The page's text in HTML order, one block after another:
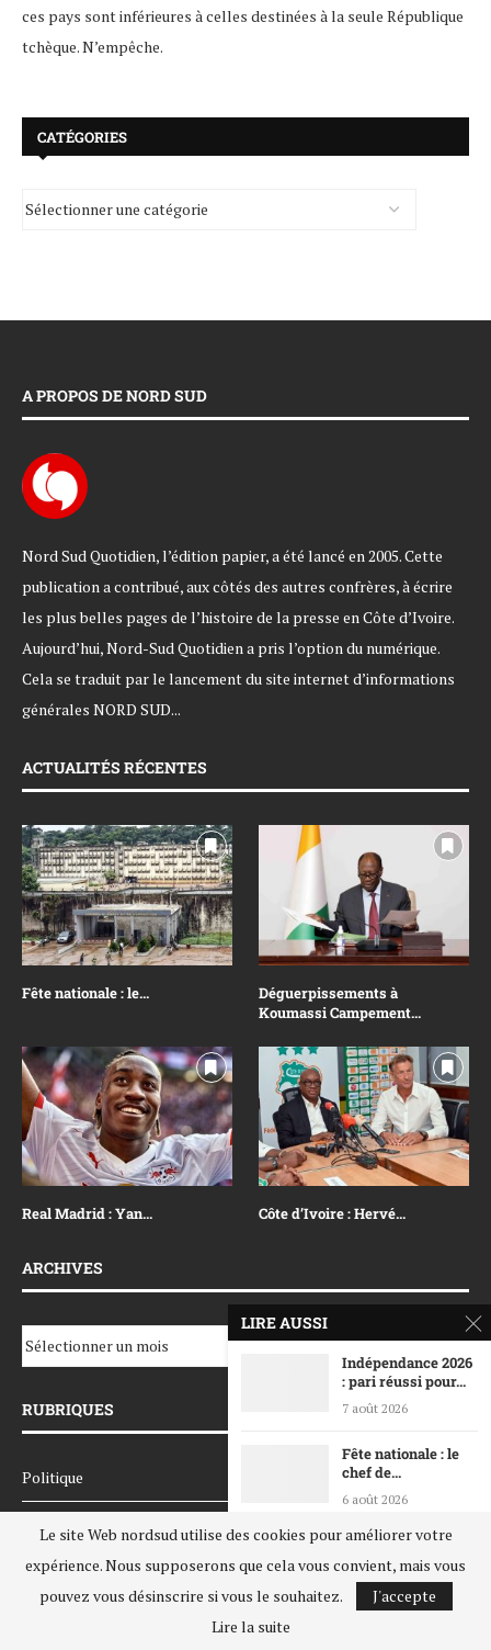
ces pays sont inférieures à celles destinées à la seule République
tchèque. N’empêche.
CATÉGORIES
A PROPOS DE NORD SUD
Nord Sud Quotidien, l’édition papier, a été lancé en 2005. Cette
publication a contribué, aux côtés des autres confrères, à écrire
les plus belles pages de l’histoire de la presse en Côte d’Ivoire.
Aujourd’hui, Nord-Sud Quotidien a pris l’option du numérique.
Cela se traduit par le lancement du site internet d’informations
générales NORD SUD...
ACTUALITÉS RÉCENTES
Fête nationale : le...
Déguerpissements à
Koumassi Campement...
Real Madrid : Yan... Côte d’Ivoire : Hervé...
ARCHIVES
RUBRIQUES
Politique
Société
Economie
LIRE AUSSI
Indépendance 2026
: pari réussi pour...
7 août 2026
Fête nationale : le
chef de...
6 août 2026
Déguerpissements
à Koumassi
Campement :
Ouattara...
Le site Web nordsud utilise des cookies pour améliorer votre
expérience. Nous supposerons que cela vous convient, mais vous
pouvez vous désinscrire si vous le souhaitez.
J'accepte
Lire la suite